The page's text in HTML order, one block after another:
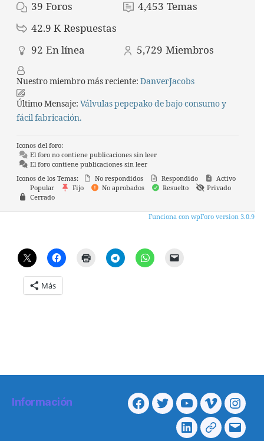
39 Foros 4,453 Temas
42.9 K Respuestas
92 En línea 5,729 Miembros
Nuestro miembro más reciente: DanverJacobs
Último Mensaje: Válvulas pepepako de bajo consumo y
fácil fabricación.
Iconos del foro:
El foro no contiene publicaciones sin leer
El foro contiene publicaciones sin leer
Iconos de los Temas:
No respondidos Respondido
Activo
Popular
Fijo No aprobados Resuelto
Privado
Cerrado
Funciona con wpForo version 3.0.9
Más
Información
Facebook
TwitterYoutubeVimeo
LinkedinTelegram